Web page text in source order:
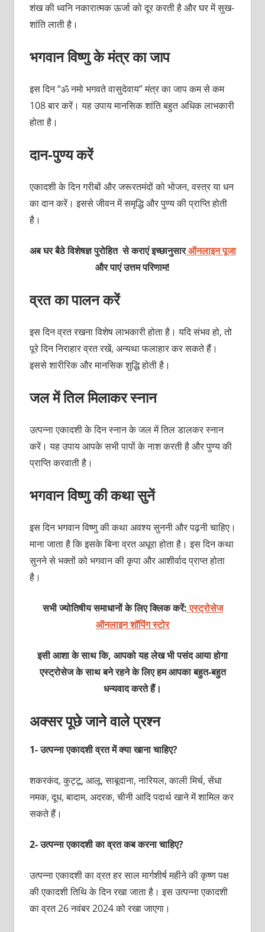
शंख की ध्वनि नकारात्मक ऊर्जा को दूर करती है और घर में सुख-
शांति लाती है।
भगवान विष्णु के मंत्र का जाप
इस दिन “ॐ नमो भगवते वासुदेवाय” मंत्र का जाप कम से कम
108 बार करें। यह उपाय मानसिक शांति बहुत अधिक लाभकारी
होता है।
दान-पुण्य करें
एकादशी के दिन गरीबों और जरूरतमंदों को भोजन, वस्त्र या धन
का दान करें। इससे जीवन में समृद्धि और पुण्य की प्राप्ति होती
है।
अब घर बैठे विशेषज्ञ पुरोहित से कराएं इच्छानुसारऑनलाइन पूजा
और पाएं उत्तम परिणाम!
व्रत का पालन करें
इस दिन व्रत रखना विशेष लाभकारी होता है। यदि संभव हो, तो
पूरे दिन निराहार व्रत रखें, अन्यथा फलाहार कर सकते हैं।
इससे शारीरिक और मानसिक शुद्धि होती है।
जल में तिल मिलाकर स्नान
उत्पन्ना एकादशी के दिन स्नान के जल में तिल डालकर स्नान
करें। यह उपाय आपके सभी पापों के नाश करती है और पुण्य की
प्राप्ति करवाती है।
भगवान विष्णु की कथा सुनें
इस दिन भगवान विष्णु की कथा अवश्य सुननी और पढ़नी चाहिए।
माना जाता है कि इसके बिना व्रत अधूरा होता है। इस दिन कथा
सुनने से भक्तों को भगवान की कृपा और आशीर्वाद प्राप्त होता
है।
सभी ज्योतिषीय समाधानों के लिए क्लिक करें: एस्ट्रोसेज
ऑनलाइन शॉपिंग स्टोर
इसी आशा के साथ कि, आपको यह लेख भी पसंद आया होगा
एस्ट्रोसेज के साथ बने रहने के लिए हम आपका बहुत-बहुत
धन्यवाद करते हैं।
अक्सर पूछे जाने वाले प्रश्न
1- उत्पन्ना एकादशी व्रत में क्या खाना चाहिए?
शकरकंद, कुट्टू, आलू, साबूदाना, नारियल, काली मिर्च, सेंधा
नमक, दूध, बादाम, अदरक, चीनी आदि पदार्थ खाने में शामिल कर
सकते हैं।
2- उत्पन्ना एकादशी का व्रत कब करना चाहिए?
उत्पन्ना एकादशी का व्रत हर साल मार्गशीर्ष महीने की कृष्ण पक्ष
की एकादशी तिथि के दिन रखा जाता है। इस उत्पन्ना एकादशी
का व्रत 26 नवंबर 2024 को रखा जाएगा।